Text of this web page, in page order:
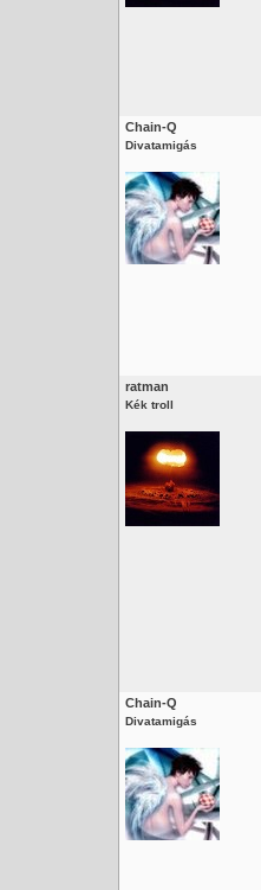
Chain-Q
Divatamigás
ratman
Kék troll
Chain-Q
Divatamigás